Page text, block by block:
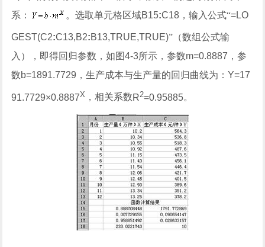
系：
。选取单元格区域B15:C18 ，输入公式“=LO
GEST(C2:C13,B2:B13,TRUE,TRUE)”（数组公式输
入），即得回归参数，如图4-3所示，参数m=0.8887 ，参
数b=1891.7729 ，生产成本与生产量的回归曲线为：Y=17
91.7729×0.8887X ，相关系数R2=0.95885。